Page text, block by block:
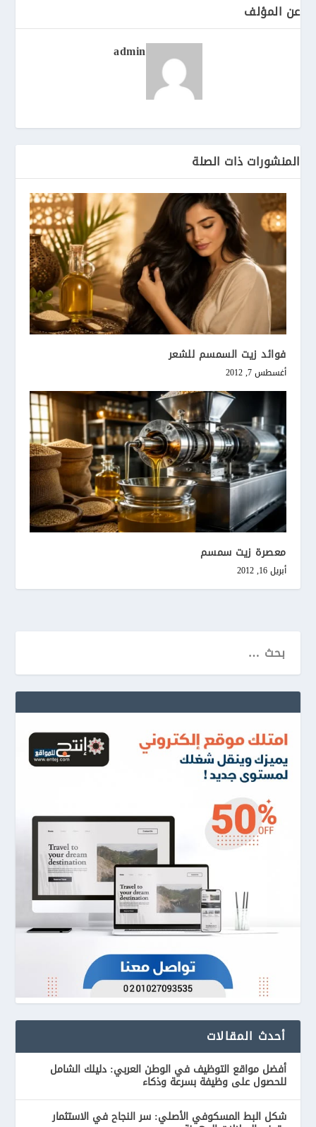
عن المؤلف
admin
المنشورات ذات الصلة
فوائد زيت السمسم للشعر
أغسطس 7, 2012
معصرة زيت سمسم
أبريل 16, 2012
أحدث المقالات
أفضل مواقع التوظيف في الوطن العربي: دليلك الشامل
للحصول على وظيفة بسرعة وذكاء
شكل البط المسكوفي الأصلي: سر النجاح في الاستثمار